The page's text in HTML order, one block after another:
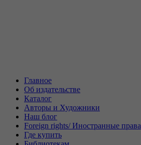
Главное
Об издательстве
Каталог
Авторы и Художники
Наш блог
Foreign rights/ Иностранные права
Где купить